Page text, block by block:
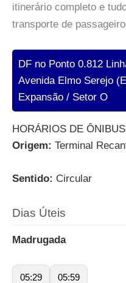
itinerário completo e
transporte de
DF no Ponto 0.812
Avenida Elmo Serejo
Expansão / Setor O
HORÁRIOS DE ÔNIBUS
Origem: Terminal
Sentido: Circular
Dias Úteis
Madrugada
05:29 05:59